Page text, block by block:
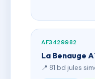
AF3429982
La Benauge
📍 81 bd jules